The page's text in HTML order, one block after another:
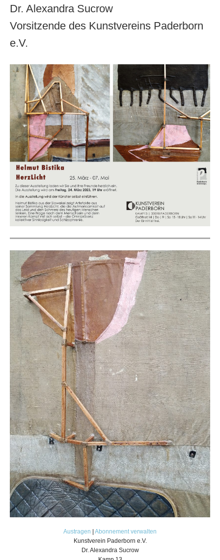
Dr. Alexandra Sucrow
Vorsitzende des Kunstvereins Paderborn
e.V.
Austragen
Abonnement verwalten
Kunstverein Paderborn e.V.
Dr. Alexandra Sucrow